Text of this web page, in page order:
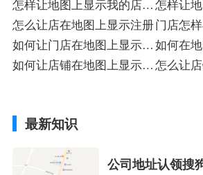
册
怎样让地图上显示我的店注
册
怎样让
怎么让店在地图上显示注册门店怎
册
如何让门店在地图上显示注
册
如何在
册
如何让店铺在地图上显示注怎么让
最新知识
公司地址认领搜